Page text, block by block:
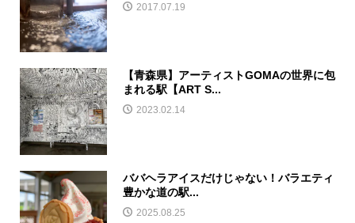
2017.07.19
【青森県】アーティストGOMAの世界に包
まれる駅【ART S...
2023.02.14
ババヘラアイスだけじゃない！バラエティ
豊かな道の駅...
2025.08.25